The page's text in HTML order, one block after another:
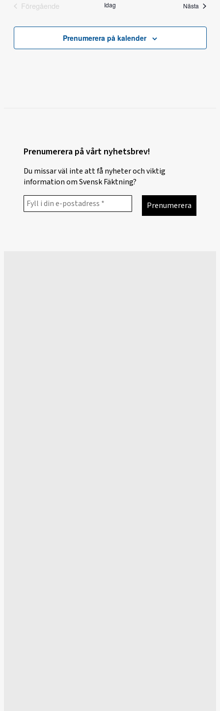
Föregående Idag Nästa
Prenumerera på kalender
Prenumerera på vårt nyhetsbrev!
Du missar väl inte att få nyheter och viktig
information om Svensk Fäktning?